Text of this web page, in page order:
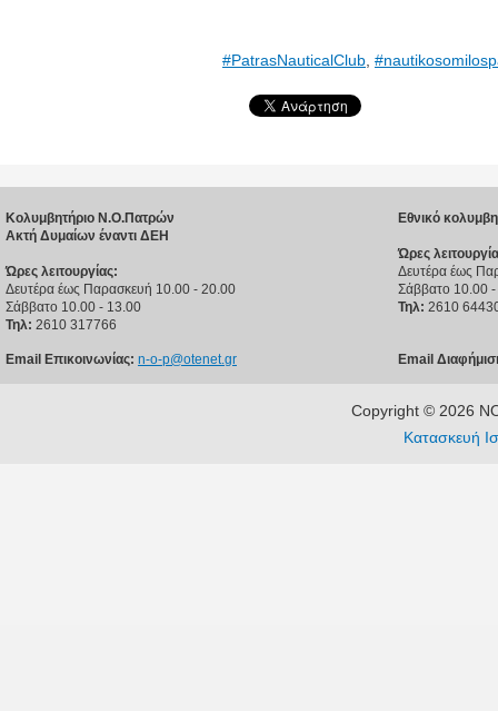
#PatrasNauticalClub,
Κολυμβητήριο Ν.Ο.Πατρών
Ακτή Δυμαίων έναντι ΔΕΗ
Ώρες λειτουργίας:
Δευτέρα έως Παρασκευή 10.00 - 20.00
Σάββατο 10.00 - 13.00
Τηλ: 2610 317766
Email Επικοινωνίας: n-o-p@otenet.gr
Εθνικό
Ώρες
Δευτέρα έως
Σάββατο 10.00
Τηλ: 2610
Email
Copyright © 2026
Κατασκευή